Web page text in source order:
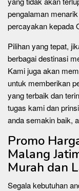
pengalaman
percayakan kepada
Pilihan yang tepat,
berbagai destinasi
Kami juga akan
untuk memberikan
yang terbaik dan
tugas kami dan
anda semakin baik,
Promo
Malang
Murah dan
Segala kebutuhan